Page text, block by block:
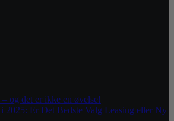
og det er ikke en øvelse!
2025: Er Det Bedste Valg Leasing eller Ny